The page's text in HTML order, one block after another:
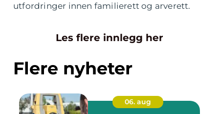
utfordringer innen familierett og arverett.
Les flere innlegg her
Flere nyheter
06. aug